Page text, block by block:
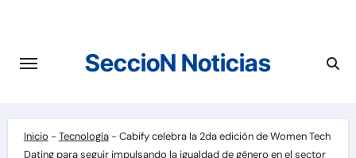
contenido
SeccioN Noticias
Inicio - Tecnología- Cabify celebra la 2da edición de Women Tech
Dating para seguir impulsando la igualdad de género en el sector